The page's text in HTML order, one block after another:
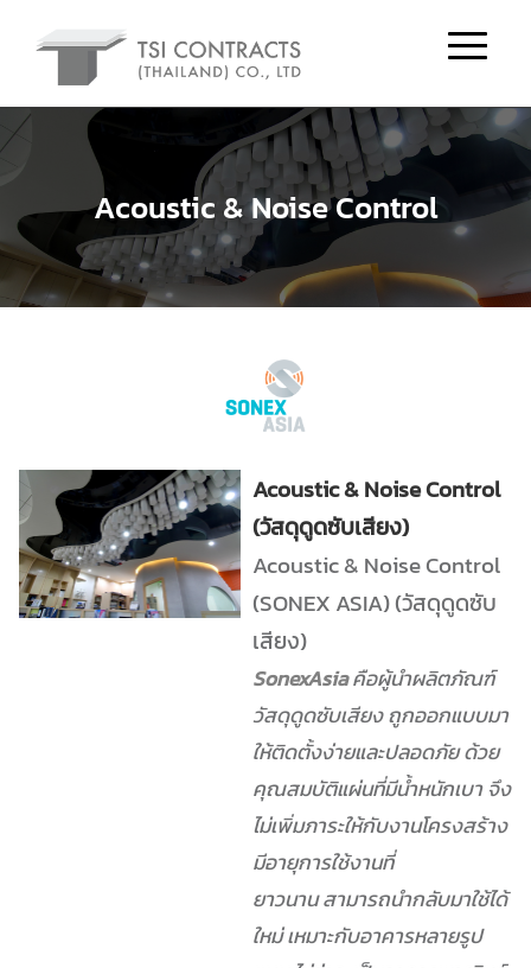
Acoustic & Noise Control
Acoustic & Noise Control
(วัสดุดูดซับเสียง)
Acoustic & Noise Control
(SONEX ASIA) (วัสดุดูดซับ
เสียง)
SonexAsiaคือผู้นำผลิตภัณฑ์
วัสดุดูดซับเสียง ถูกออกแบบมา
ให้ติดตั้งง่ายและปลอดภัยด้วย
คุณสมบัติแผ่นที่มีน้ำหนักเบา จึง
ไม่เพิ่มภาระให้กับงานโครงสร้าง
มีอายุการใช้งานที่
ยาวนานสามารถนำกลับมาใช้ได้
ใหม่ เหมาะกับอาคารหลายรูป